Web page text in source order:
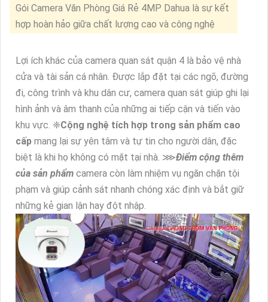
Gói Camera Văn Phòng Giá Rẻ 4MP Dahua là sự kết
hợp hoàn hảo giữa chất lượng cao và công nghệ
sắc nét, gói camera này Hoàn toàn tin tưởng ghi lại
mọi chi tiết quan trọng trong văn phòng của bạn.
Điểm nổi bật của gói camera này là tích hợp
Lợi ích khác của camera quan sát quận 4 là bảo vệ nhà
cửa và tài sản cá nhân. Được lắp đặt tại các ngõ, đường
đi, công trình và khu dân cư, camera quan sát giúp ghi lại
hình ảnh và âm thanh của những ai tiếp cận và tiến vào
khu vực. ❈Cộng nghệ tích hợp trong sản phẩm cao
cấp mang lại sự yên tâm và tự tin cho người dân, đặc
biệt là khi họ không có mặt tại nhà. ⋙Điểm cộng thêm
của sản phẩm camera còn làm nhiệm vụ ngăn chặn tội
phạm và giúp cảnh sát nhanh chóng xác định và bắt giữ
những kẻ gian lận hay đột nhập.